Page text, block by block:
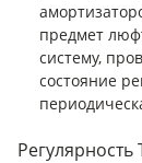
предмет
систему,
состояние